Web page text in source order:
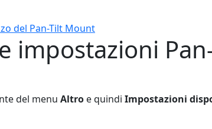
del Pan-Tilt Mount
impostazioni
del menu Altro e quindi Impostazioni